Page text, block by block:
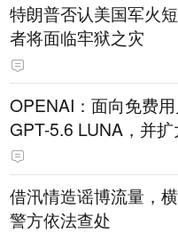
特朗普否认美国军火
者将面临牢狱之灾
OPENAI：面向免费
GPT-5.6 LUNA，并
本聊天服务。
借汛情造谣博流量，
警方依法查处